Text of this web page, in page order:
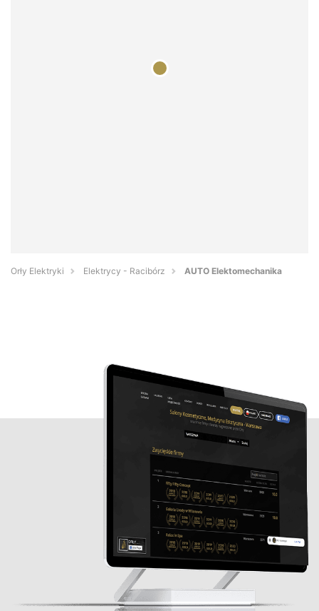
Orły Elektryki Elektrycy - Racibórz AUTO Elektomechanika